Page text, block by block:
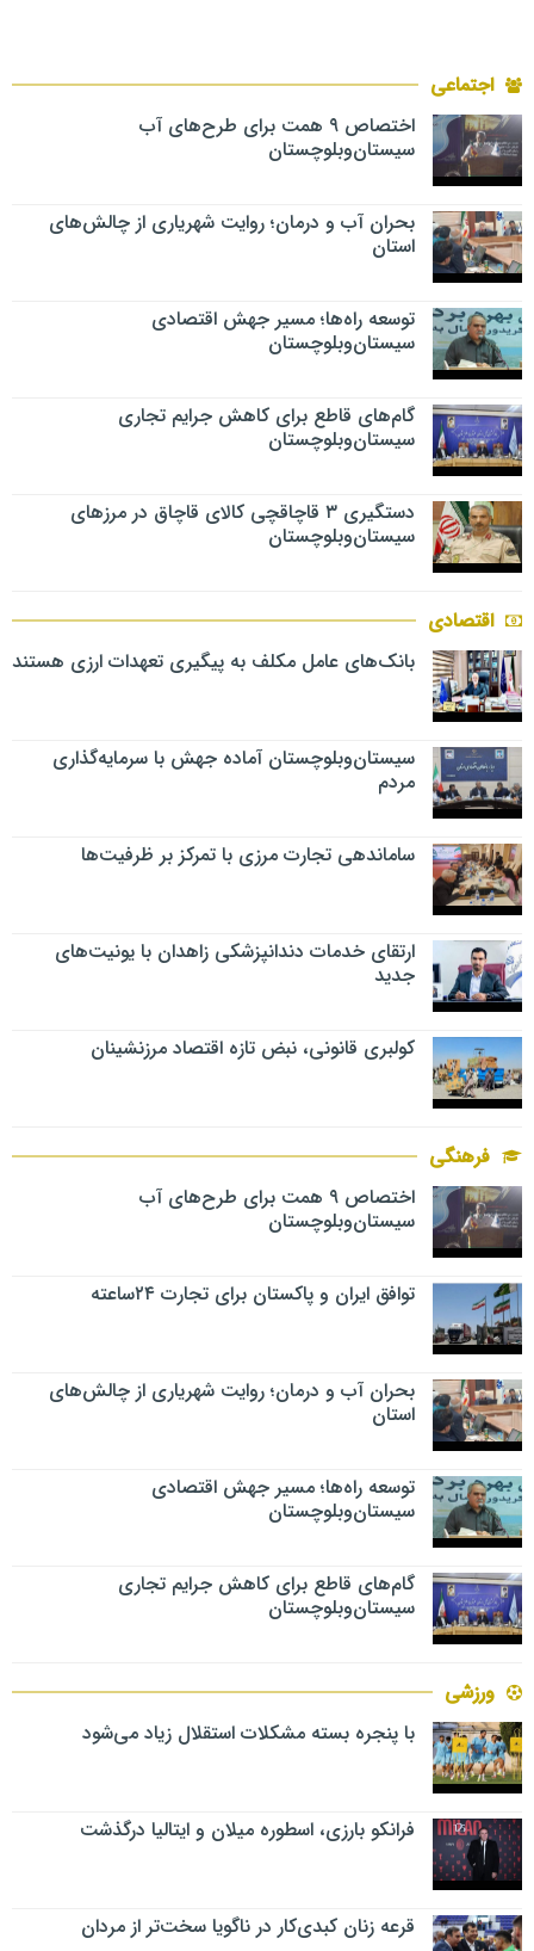
اجتماعی
اختصاص ۹ همت برای طرح‌های آب
سیستان‌وبلوچستان
بحران آب و درمان؛ روایت شهریاری از چالش‌های
استان
توسعه راه‌ها؛ مسیر جهش اقتصادی
سیستان‌وبلوچستان
گام‌های قاطع برای کاهش جرایم تجاری
سیستان‌وبلوچستان
دستگیری ۳ قاچاقچی کالای قاچاق در مرزهای
سیستان‌وبلوچستان
اقتصادی
بانک‌های عامل مکلف به پیگیری تعهدات ارزی هستند
سیستان‌وبلوچستان آماده جهش با سرمایه‌گذاری
مردم
ساماندهی تجارت مرزی با تمرکز بر ظرفیت‌ها
ارتقای خدمات دندانپزشکی زاهدان با یونیت‌های
جدید
کولبری قانونی، نبض تازه اقتصاد مرزنشینان
فرهنگی
اختصاص ۹ همت برای طرح‌های آب
سیستان‌وبلوچستان
توافق ایران و پاکستان برای تجارت ۲۴ساعته
بحران آب و درمان؛ روایت شهریاری از چالش‌های
استان
توسعه راه‌ها؛ مسیر جهش اقتصادی
سیستان‌وبلوچستان
گام‌های قاطع برای کاهش جرایم تجاری
سیستان‌وبلوچستان
ورزشی
با پنجره بسته مشکلات استقلال زیاد می‌شود
فرانکو بارزی، اسطوره میلان و ایتالیا درگذشت
قرعه زنان کبدی‌کار در ناگویا سخت‌تر از مردان